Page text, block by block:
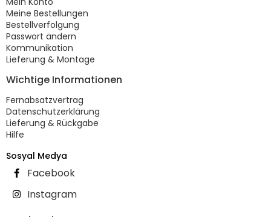
Meine Bestellungen
Bestellverfolgung
Passwort ändern
Kommunikation
Lieferung & Montage
Wichtige Informationen
Fernabsatzvertrag
Datenschutzerklärung
Lieferung & Rückgabe
Hilfe
Sosyal Medya
Facebook
Instagram